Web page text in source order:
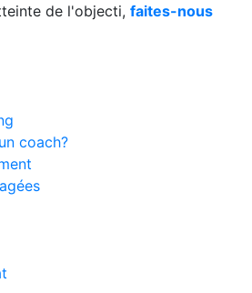
de l'objecti, faites-nous
coach?